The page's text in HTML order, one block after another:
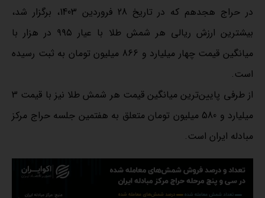
در حراج هجدهم که در تاریخ 28 فروردین 1403، برگزار شد،
بیشترین ارزش ریالی هر شمش طلا با عیار ۹۹۵ در هزار با
میانگین قیمت چهار میلیارد و 866 میلیون تومان به ثبت رسیده
است.
از طرفی پایین‌ترین میانگین قیمت هر شمش طلا نیز با قیمت 3
میلیارد و 580 میلیون تومان متعلق به هفتمین جلسه حراج مرکز
مبادله ایران است.